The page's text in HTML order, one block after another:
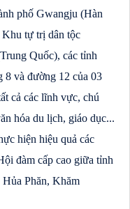
phố Gwangju (Hàn
tự trị dân tộc
Quốc), các tỉnh
8 và đường 12 của 03
cả các lĩnh vực, chú
hóa du lịch, giáo dục...
hiện hiệu quả các
đàm cấp cao giữa tỉnh
Phăn, Khăm